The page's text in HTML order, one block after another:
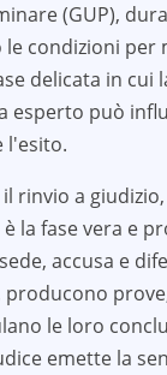
(GUP),
le condizioni
delicata in cui
esperto può
l'esito.
rinvio a
la fase vera e
accusa e
producono
le loro
emette la